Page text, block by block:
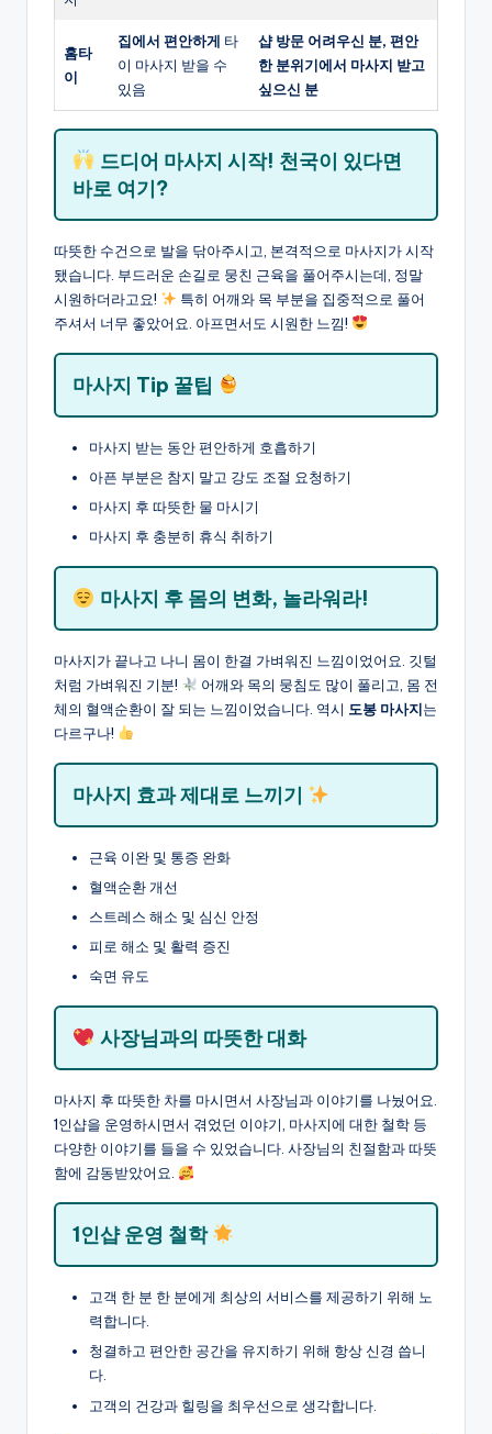
홈타
이
집에서 편안하게 타
이 마사지 받을 수
있음
샵 방문 어려우신 분, 편안
한 분위기에서 마사지 받고
싶으신 분
드디어 마사지 시작! 천국이 있다면
바로 여기?
따뜻한 수건으로 발을 닦아주시고, 본격적으로 마사지가 시작
됐습니다. 부드러운 손길로 뭉친 근육을 풀어주시는데, 정말
시원하더라고요!
특히 어깨와 목 부분을 집중적으로 풀어
주셔서 너무 좋았어요. 아프면서도 시원한 느낌!
마사지 Tip 꿀팁
마사지 받는 동안 편안하게 호흡하기
아픈 부분은 참지 말고 강도 조절 요청하기
마사지 후 따뜻한 물 마시기
마사지 후 충분히 휴식 취하기
마사지 후 몸의 변화, 놀라워라!
마사지가 끝나고 나니 몸이 한결 가벼워진 느낌이었어요. 깃털
처럼 가벼워진 기분!
어깨와 목의 뭉침도 많이 풀리고, 몸 전
체의 혈액순환이 잘 되는 느낌이었습니다. 역시 도봉 마사지는
다르구나!
마사지 효과 제대로 느끼기
근육 이완 및 통증 완화
혈액순환 개선
스트레스 해소 및 심신 안정
피로 해소 및 활력 증진
숙면 유도
사장님과의 따뜻한 대화
마사지 후 따뜻한 차를 마시면서 사장님과 이야기를 나눴어요.
1인샵을 운영하시면서 겪었던 이야기, 마사지에 대한 철학 등
다양한 이야기를 들을 수 있었습니다. 사장님의 친절함과 따뜻
함에 감동받았어요.
1인샵 운영 철학
고객 한 분 한 분에게 최상의 서비스를 제공하기 위해 노
력합니다.
청결하고 편안한 공간을 유지하기 위해 항상 신경 씁니
다.
고객의 건강과 힐링을 최우선으로 생각합니다.